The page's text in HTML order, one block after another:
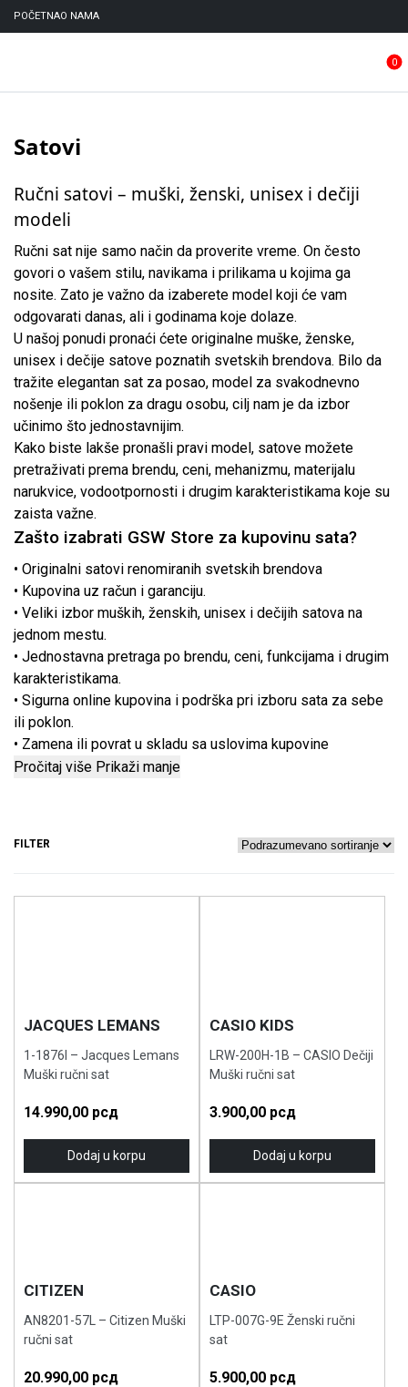
POČETNAO NAMA
0
Satovi
Ručni satovi – muški, ženski, unisex i dečiji
modeli
Ručni sat nije samo način da proverite vreme. On često
govori o vašem stilu, navikama i prilikama u kojima ga
nosite. Zato je važno da izaberete model koji će vam
odgovarati danas, ali i godinama koje dolaze.
U našoj ponudi pronaći ćete originalne muške, ženske,
unisex i dečije satove poznatih svetskih brendova. Bilo da
tražite elegantan sat za posao, model za svakodnevno
nošenje ili poklon za dragu osobu, cilj nam je da izbor
učinimo što jednostavnijim.
Kako biste lakše pronašli pravi model, satove možete
pretraživati prema brendu, ceni, mehanizmu, materijalu
narukvice, vodootpornosti i drugim karakteristikama koje su
zaista važne.
Zašto izabrati GSW Store za kupovinu sata?
• Originalni satovi renomiranih svetskih brendova
• Kupovina uz račun i garanciju.
• Veliki izbor muških, ženskih, unisex i dečijih satova na
jednom mestu.
• Jednostavna pretraga po brendu, ceni, funkcijama i drugim
karakteristikama.
• Sigurna online kupovina i podrška pri izboru sata za sebe
ili poklon.
• Zamena ili povrat u skladu sa uslovima kupovine
Pročitaj više Prikaži manje
FILTER
JACQUES LEMANS
1-1876I – Jacques Lemans
Muški ručni sat
14.990,00 рсд
Dodaj u korpu
CASIO KIDS
LRW-200H-1B – CASIO Dečiji
Muški ručni sat
3.900,00 рсд
Dodaj u korpu
CITIZEN
AN8201-57L – Citizen Muški
ručni sat
20.990,00 рсд
CASIO
LTP-007G-9E Ženski ručni
sat
5.900,00 рсд